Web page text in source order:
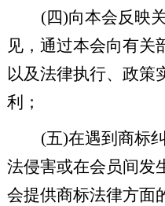
(四)向本会反映
见，通过本会向有关
以及法律执行、政策
利；
(五)在遇到商标
法侵害或在会员间发
会提供商标法律方面